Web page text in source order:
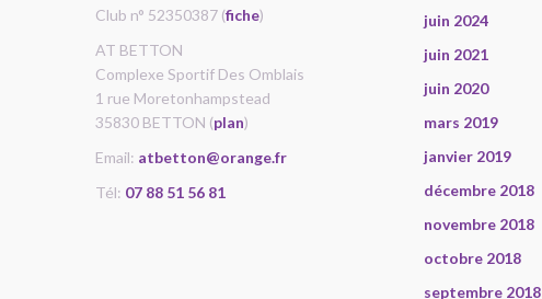
Club n° 52350387 (fiche)
AT BETTON
Complexe Sportif Des Omblais
1 rue Moretonhampstead
35830 BETTON (plan)
Email: atbetton@orange.fr
Tél: 07 88 51 56 81
juin 2024
juin 2021
juin 2020
mars 2019
janvier 2019
décembre 2018
novembre 2018
octobre 2018
septembre 2018